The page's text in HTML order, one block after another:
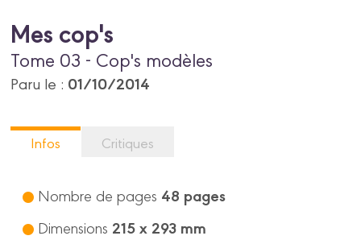
Mes cop's
Tome 03 - Cop's modèles
Paru le : 01/10/2014
Infos Critiques
Nombre de pages 48 pages
Dimensions 215 x 293 mm